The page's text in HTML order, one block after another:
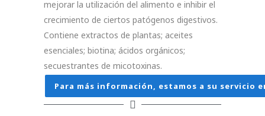
mejorar la utilización del alimento e inhibir el
crecimiento de ciertos patógenos digestivos.
Contiene extractos de plantas; aceites
esenciales; biotina; ácidos orgánicos;
secuestrantes de micotoxinas.
Para más información, estamos a su servicio